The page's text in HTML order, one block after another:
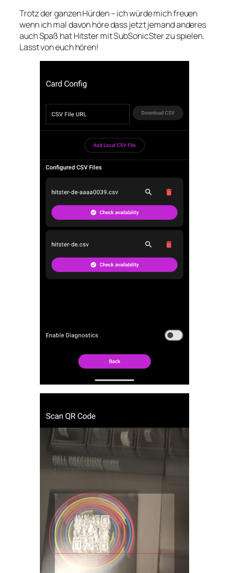
Trotz der ganzen Hürden – ich würde mich freuen
wenn ich mal davon höre dass jetzt jemand anderes
auch Spaß hat Hitster mit SubSonicSter zu spielen.
Lasst von euch hören!